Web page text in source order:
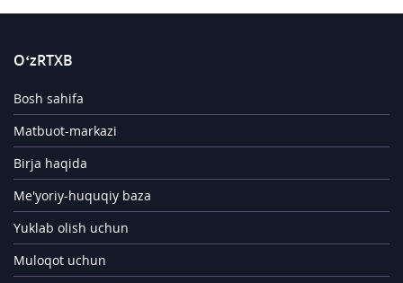
O‘zRTXB
Bosh sahifa
Matbuot-markazi
Birja haqida
Me'yoriy-huquqiy baza
Yuklab olish uchun
Muloqot uchun